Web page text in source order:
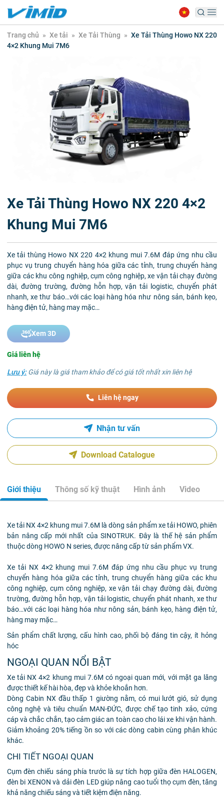
Trang chủ » Xe tải » Xe Tải Thùng » Xe Tải Thùng Howo NX 220
4×2 Khung Mui 7M6
Xe Tải Thùng Howo NX 220 4×2
Khung Mui 7M6
Xe tải thùng Howo NX 220 4×2 khung mui 7.6M đáp ứng nhu cầu
phục vụ trung chuyển hàng hóa giữa các tỉnh, trung chuyển hàng
giữa các khu công nghiệp, cụm công nghiệp, xe vận tải chạy đường
dài, đường trường, đường hỗn hợp, vận tải logistic, chuyển phát
nhanh, xe thư báo…với các loại hàng hóa như nông sản, bánh kẹo,
hàng điện tử, hàng may mặc…
Xem 3D
Giá liên hệ
Lưu ý:Giá này là giá tham khảo để có giá tốt nhất xin liên hệ
Liên hệ ngay
Nhận tư vấn
Download Catalogue
Giới thiệu Thông số kỹ thuật Hình ảnh Video
Xe tải NX 4×2 khung mui 7.6M là dòng sản phẩm xe tải HOWO, phiên
bản nâng cấp mới nhất của SINOTRUK. Đây là thế hệ sản phẩm
thuộc dòng HOWO N series, được nâng cấp từ sản phẩm VX.
Xe tải NX 4×2 khung mui 7.6M đáp ứng nhu cầu phục vụ trung
chuyển hàng hóa giữa các tỉnh, trung chuyển hàng giữa các khu
công nghiệp, cụm công nghiệp, xe vận tải chạy đường dài, đường
trường, đường hỗn hợp, vận tải logistic, chuyển phát nhanh, xe thư
báo…với các loại hàng hóa như nông sản, bánh kẹo, hàng điện tử,
hàng may mặc…
Sản phẩm chất lượng, cấu hình cao, phối bộ đáng tin cậy, ít hỏng
hóc
NGOẠI QUAN NỔI BẬT
Xe tải NX 4×2 khung mui 7.6M có ngoại quan mới, với mặt ga lăng
được thiết kế hài hòa, đẹp và khỏe khoắn hơn.
Dòng Cabin NX đầu thấp 1 giường nằm, có mui lướt gió, sử dụng
công nghệ và tiêu chuẩn MAN-ĐỨC, được chế tạo tinh xảo, cứng
cáp và chắc chắn, tạo cảm giác an toàn cao cho lái xe khi vận hành.
Giảm khoảng 20% tiếng ồn so với các dòng cabin cùng phân khúc
khác.
CHI TIẾT NGOẠI QUAN
Cụm đèn chiếu sáng phía trước là sự tích hợp giữa đèn HALOGEN,
đèn bi XENON và dải đèn LED giúp nâng cao tuổi thọ cụm đèn, tăng
khả năng chiếu sáng và tiết kiệm điện năng.